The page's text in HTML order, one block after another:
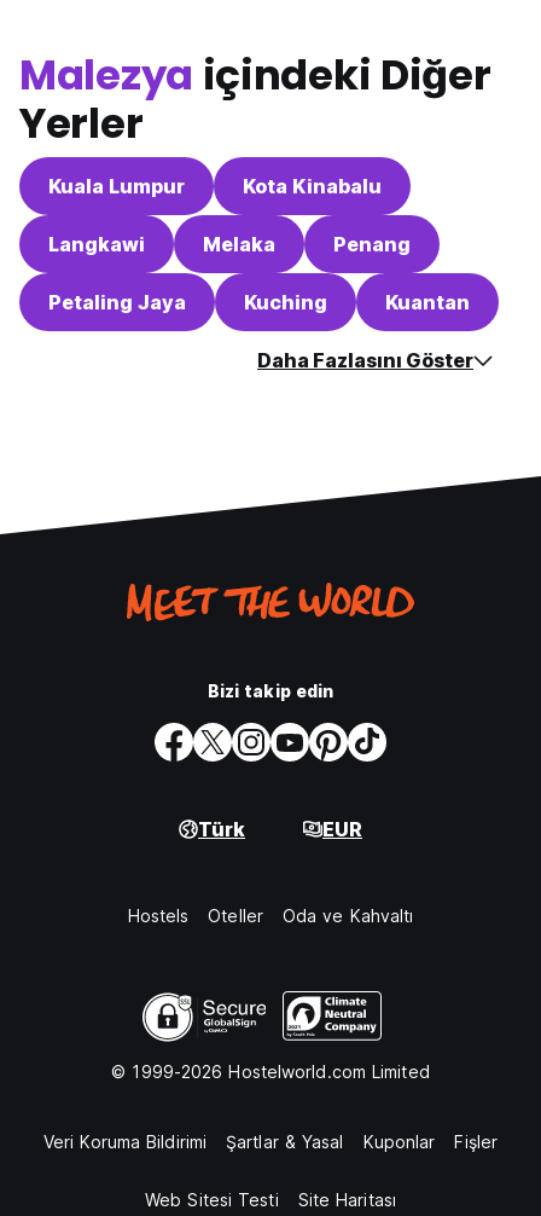
Malezya içindeki Diğer
Yerler
Kuala Lumpur Kota Kinabalu
Langkawi Melaka Penang
Petaling Jaya Kuching Kuantan
Daha Fazlasını Göster
Bizi takip edin
Türk EUR
Hostels Oteller Oda ve Kahvaltı
© 1999-2026 Hostelworld.com Limited
Veri Koruma Bildirimi Şartlar & Yasal Kuponlar Fişler
Web Sitesi Testi Site Haritası